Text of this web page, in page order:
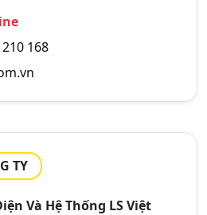
168
TY
Và Hệ Thống LS Việt